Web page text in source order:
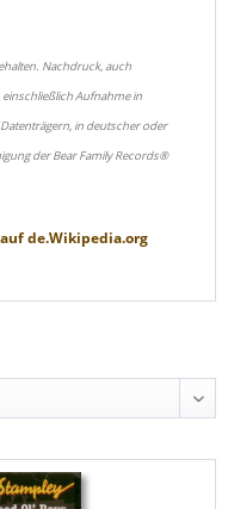
Nachdruck, auch
einschließlich Aufnahme in
in deutscher oder
der Bear Family Records®
aufde.Wikipedia.org